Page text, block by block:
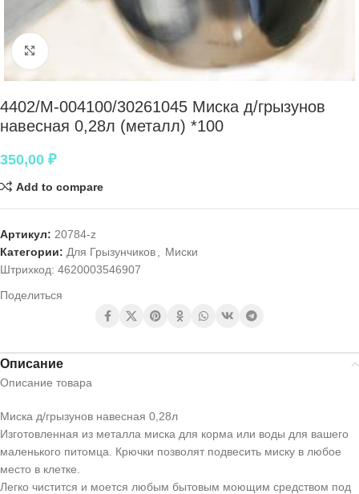
Нажмите, чтобы увеличить
4402/М-004100/30261045 Миска д/грызунов
навесная 0,28л (металл) *100
350,00 ₽
Add to compare
Артикул: 20784-z
Категории: Для Грызунчиков
Миски
Штрихкод: 4620003546907
Поделиться
Описание
Описание товара
Миска д/грызунов навесная 0,28л
Изготовленная из металла миска для корма или воды для вашего
маленького питомца. Крючки позволят подвесить миску в любое
место в клетке.
Легко чистится и моется любым бытовым моющим средством под